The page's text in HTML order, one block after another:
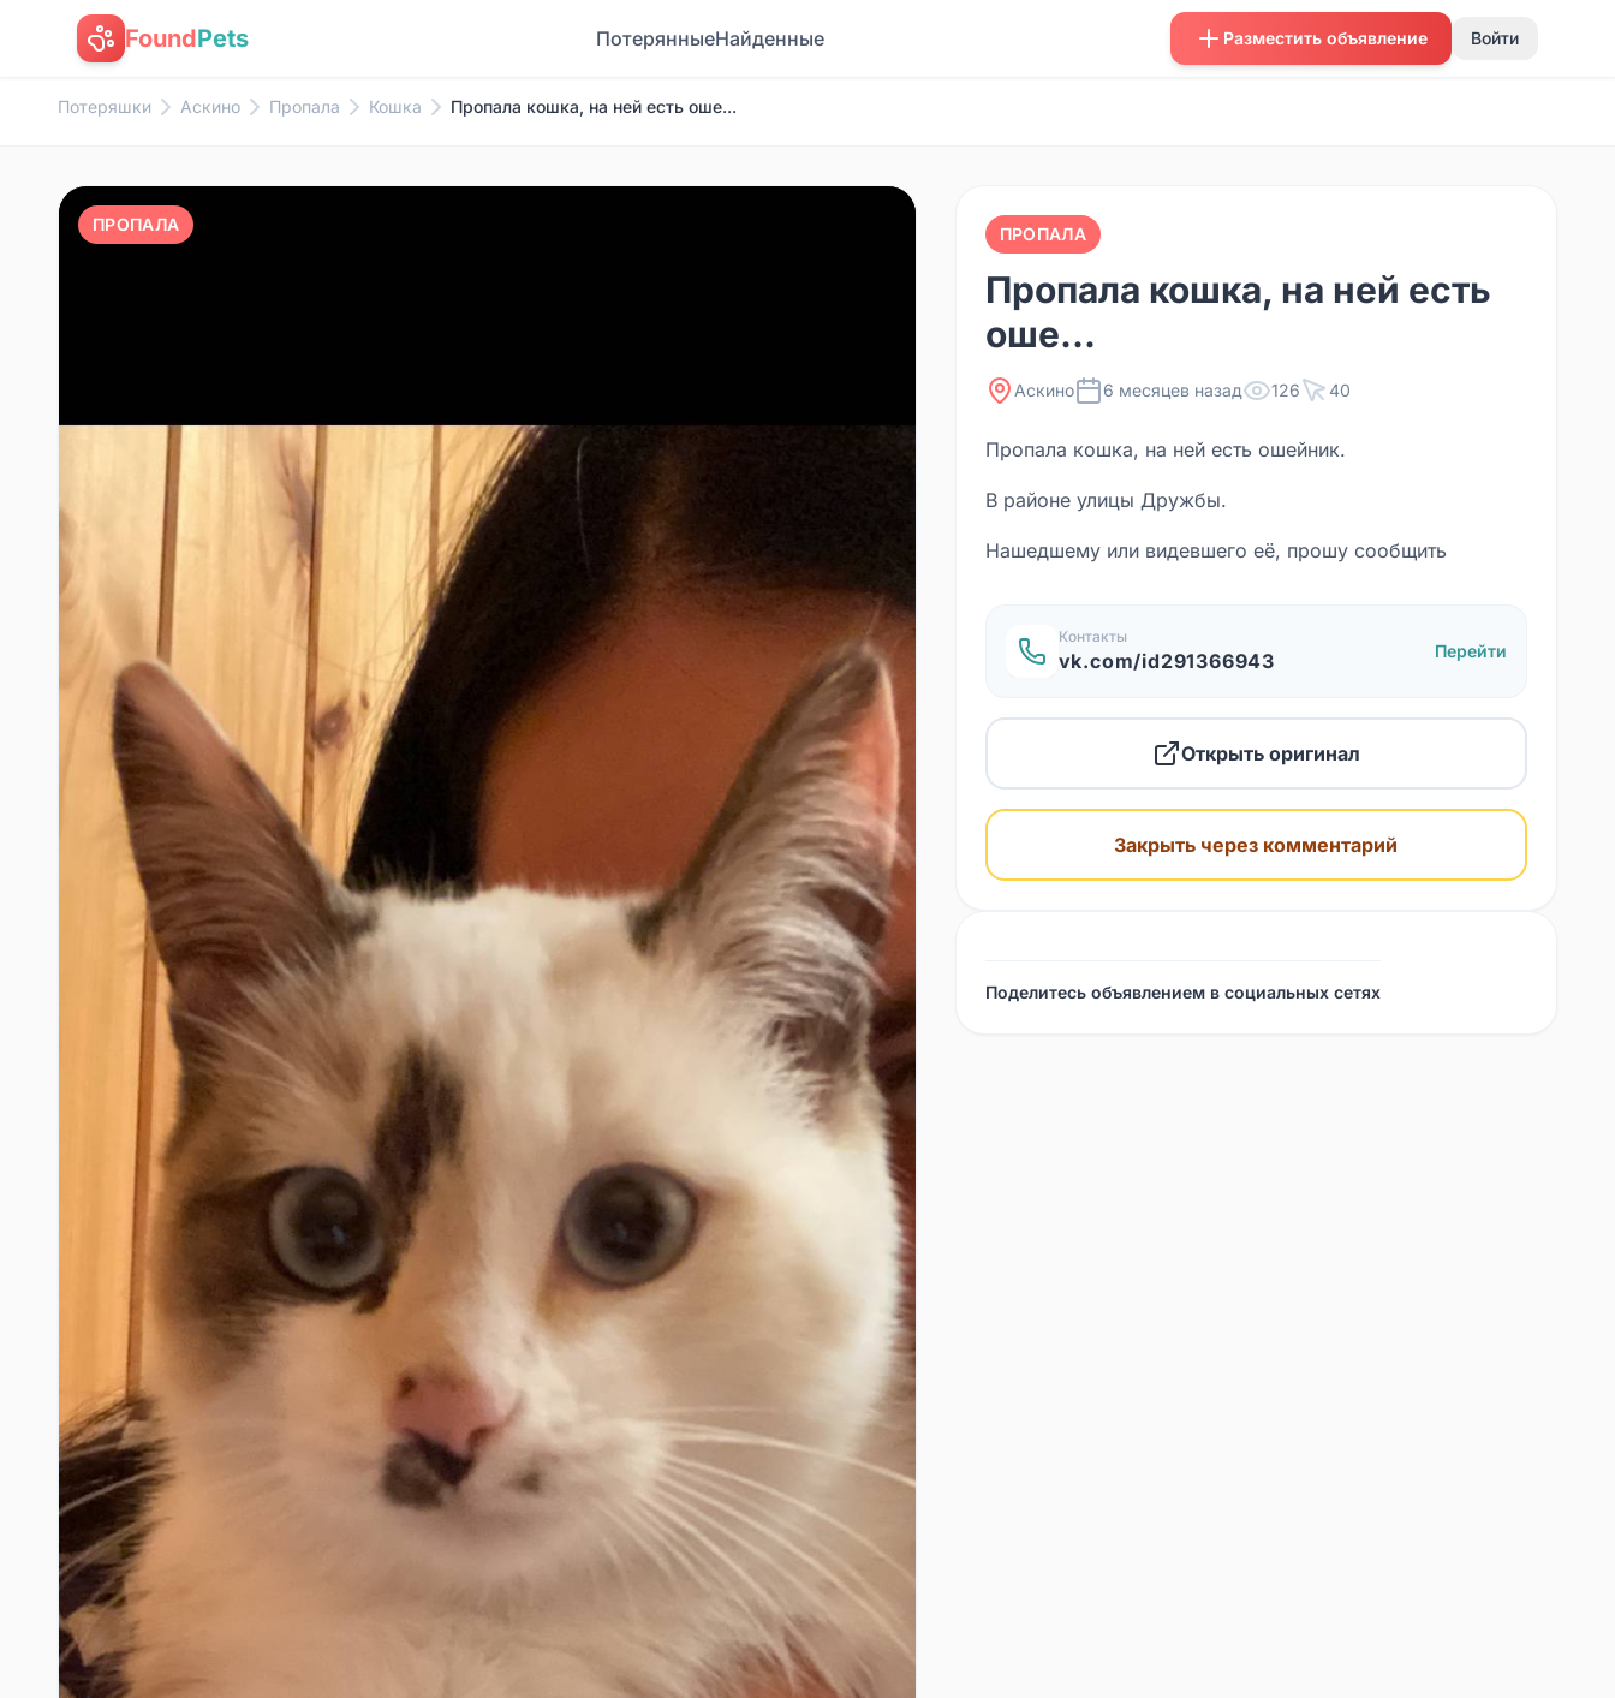
FoundPets ПотерянныеНайденные Разместить объявление Войти
Потеряшки Аскино Пропала Кошка Пропала кошка, на ней есть оше...
ПРОПАЛА ПРОПАЛА
Пропала кошка, на ней есть
оше...
Аскино 6 месяцев назад 126 40
Пропала кошка, на ней есть ошейник.
В районе улицы Дружбы.
Нашедшему или видевшего её, прошу сообщить
Контакты
vk.com/id291366943 Перейти
Открыть оригинал
Закрыть через комментарий
Поделитесь объявлением в социальных сетях